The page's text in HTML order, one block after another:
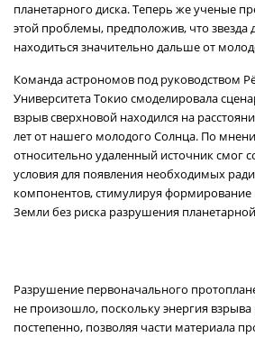
планетарного диска. Теперь же ученые
этой проблемы, предположив, что звезда
находиться значительно дальше от
Команда астрономов под руководством
Университета Токио смоделировала
взрыв сверхновой находился на
лет от нашего молодого Солнца. По
относительно удаленный источник смог
условия для появления необходимых
компонентов, стимулируя
Земли без риска разрушения
Разрушение первоначального
не произошло, поскольку энергия взрыва
постепенно, позволяя части материала